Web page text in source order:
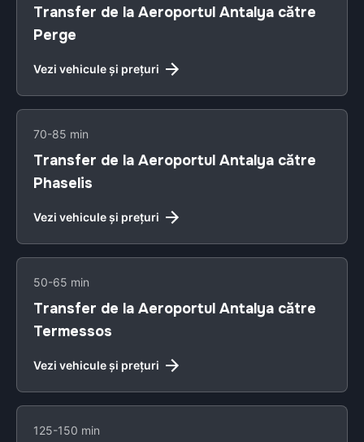
Transfer de la Aeroportul Antalya către
Perge
Vezi vehicule și prețuri
70-85 min
Transfer de la Aeroportul Antalya către
Phaselis
Vezi vehicule și prețuri
50-65 min
Transfer de la Aeroportul Antalya către
Termessos
Vezi vehicule și prețuri
125-150 min